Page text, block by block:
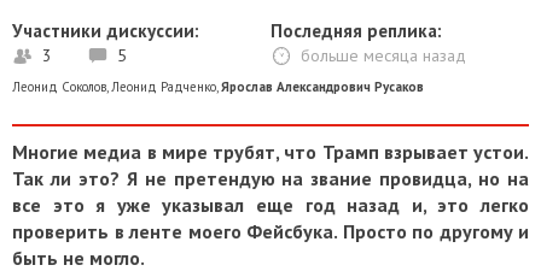
Участники дискуссии:
3 5
Последняя реплика:
больше месяца назад
Леонид Соколов Леонид Радченко Ярослав Александрович Русаков
Многие медиа в мире трубят, что Трамп взрывает устои.
Так ли это? Я не претендую на звание провидца, но на
все это я уже указывал еще год назад и, это легко
проверить в ленте моего Фейсбука. Просто по другому и
быть не могло.